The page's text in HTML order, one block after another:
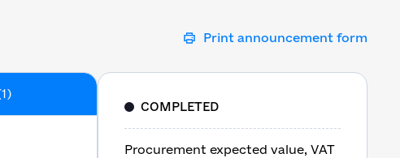
Print announcement form
COMPLETED
Procurement expected value, VAT